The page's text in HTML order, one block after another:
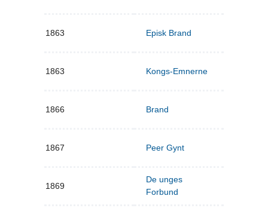
1863 Episk Brand
1863 Kongs-Emnerne
1866 Brand
1867 Peer Gynt
1869
De unges
Forbund